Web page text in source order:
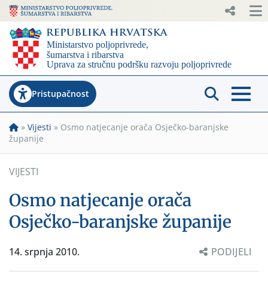
Pristupačnost
» Vijesti » Osmo natjecanje orača Osječko-baranjske
županije
VIJESTI
Osmo natjecanje orača
Osječko-baranjske županije
14. srpnja 2010. PODIJELI